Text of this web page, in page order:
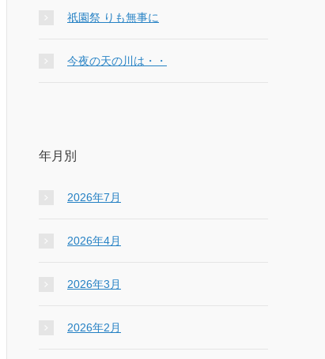
祇園祭 りも無事に
今夜の天の川は・・
年月別
2026年7月
2026年4月
2026年3月
2026年2月